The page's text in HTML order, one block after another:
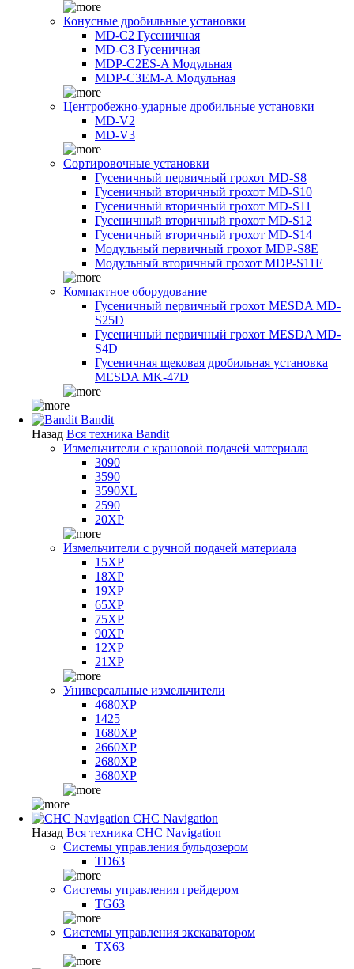
Конусные дробильные установки
MD-C2 Гусеничная
MD-C3 Гусеничная
MDP-C2ES-A Модульная
MDP-C3EM-A Модульная
Центробежно-ударные дробильные установки
MD-V2
MD-V3
Сортировочные установки
Гусеничный первичный грохот MD-S8
Гусеничный вторичный грохот MD-S10
Гусеничный вторичный грохот MD-S11
Гусеничный вторичный грохот MD-S12
Гусеничный вторичный грохот MD-S14
Модульный первичный грохот MDP-S8E
Модульный вторичный грохот MDP-S11E
Компактное оборудование
Гусеничный первичный грохот MESDA MD-
S25D
Гусеничный первичный грохот MESDA MD-
S4D
Гусеничная щековая дробильная установка
MESDA MK-47D
Bandit
Назад Вся техника Bandit
Измельчители с крановой подачей материала
3090
3590
3590XL
2590
20XP
Измельчители с ручной подачей материала
15XP
18XP
19XP
65XP
75XP
90XP
12XP
21XP
Универсальные измельчители
4680XP
1425
1680XP
2660XP
2680XP
3680XP
CHC Navigation
Назад Вся техника CHC Navigation
Системы управления бульдозером
TD63
Системы управления грейдером
TG63
Системы управления экскаватором
TX63